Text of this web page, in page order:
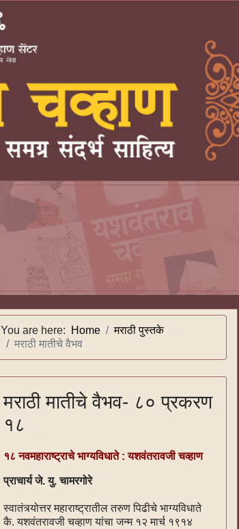
You are here: Home
मराठी पुस्तके
मराठी मातीचे वैभव
मराठी मातीचे वैभव- ८० प्रकरण
१८
१८ नवमहाराष्ट्राचे भाग्यविधाते : यशवंतरावजी चव्हाण
प्राचार्य जे. यु. चामरगोरे
स्वातंत्र्योत्तर महाराष्ट्रातील तरुण पिढीचे भाग्यविधाते
कै. यशवंतरावजी चव्हाण यांचा जन्म १२ मार्च १९१४